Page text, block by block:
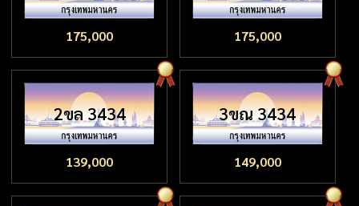
175,000 175,000
2ขล 3434
139,000
3ขณ 3434
149,000